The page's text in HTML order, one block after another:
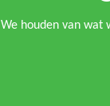
We houden van wat